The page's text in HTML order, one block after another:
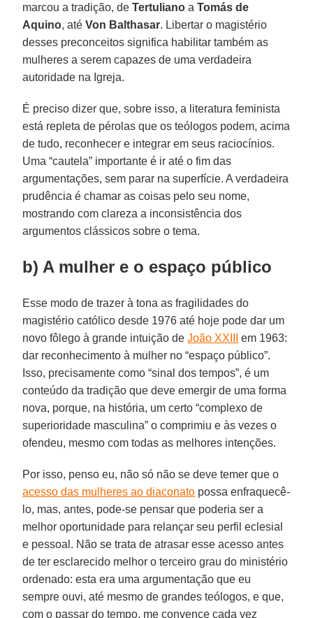
marcou a tradição, deTertuliano aTomás de
Aquino, atéVon Balthasar. Libertar o magistério
desses preconceitos significa habilitar também as
mulheres a serem capazes de uma verdadeira
autoridade na Igreja.
É preciso dizer que, sobre isso, a literatura feminista
está repleta de pérolas que os teólogos podem, acima
de tudo, reconhecer e integrar em seus raciocínios.
Uma “cautela” importante é ir até o fim das
argumentações, sem parar na superfície. A verdadeira
prudência é chamar as coisas pelo seu nome,
mostrando com clareza a inconsistência dos
argumentos clássicos sobre o tema.
b) A mulher e o espaço público
Esse modo de trazer à tona as fragilidades do
magistério católico desde 1976 até hoje pode dar um
novo fôlego à grande intuição deJoão XXIII
em 1963:
dar reconhecimento à mulher no “espaço público”.
Isso, precisamente como “sinal dos tempos”, é um
conteúdo da tradição que deve emergir de uma forma
nova, porque, na história, um certo “complexo de
superioridade masculina” o comprimiu e às vezes o
ofendeu, mesmo com todas as melhores intenções.
Por isso, penso eu, não só não se deve temer que o
acesso das mulheres ao diaconato possa enfraquecê-
lo, mas, antes, pode-se pensar que poderia ser a
melhor oportunidade para relançar seu perfil eclesial
e pessoal. Não se trata de atrasar esse acesso antes
de ter esclarecido melhor o terceiro grau do ministério
ordenado: esta era uma argumentação que eu
sempre ouvi, até mesmo de grandes teólogos, e que,
com o passar do tempo, me convence cada vez